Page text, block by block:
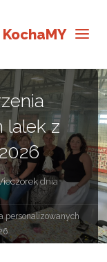
lalek z
dnia
personalizowanych